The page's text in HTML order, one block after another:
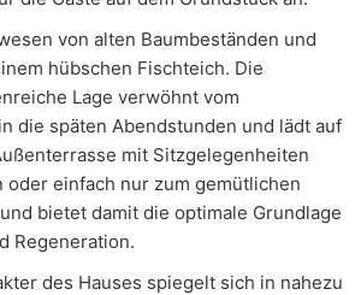
von alten Baumbeständen und
hübschen Fischteich. Die
Lage verwöhnt vom
die späten Abendstunden und lädt auf
mit Sitzgelegenheiten
oder einfach nur zum gemütlichen
bietet damit die optimale Grundlage
Regeneration.
des Hauses spiegelt sich in nahezu